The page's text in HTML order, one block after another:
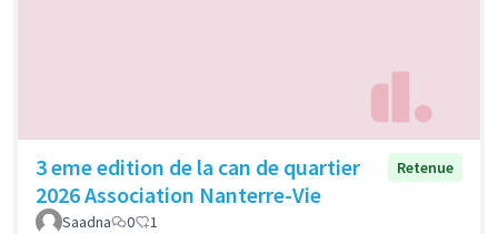
3 eme edition de la can de quartier
2026 Association Nanterre-Vie
Retenue
Saadna 0 1